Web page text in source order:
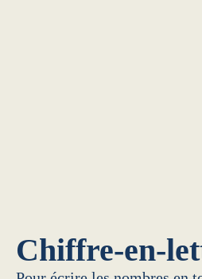
Chiffre-en-